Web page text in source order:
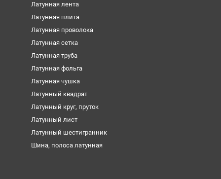
Латунная лента
Латунная плита
Латунная проволока
Латунная сетка
Латунная труба
Латунная фольга
Латунная чушка
Латунный квадрат
Латунный круг, пруток
Латунный лист
Латунный шестигранник
Шина, полоса латунная